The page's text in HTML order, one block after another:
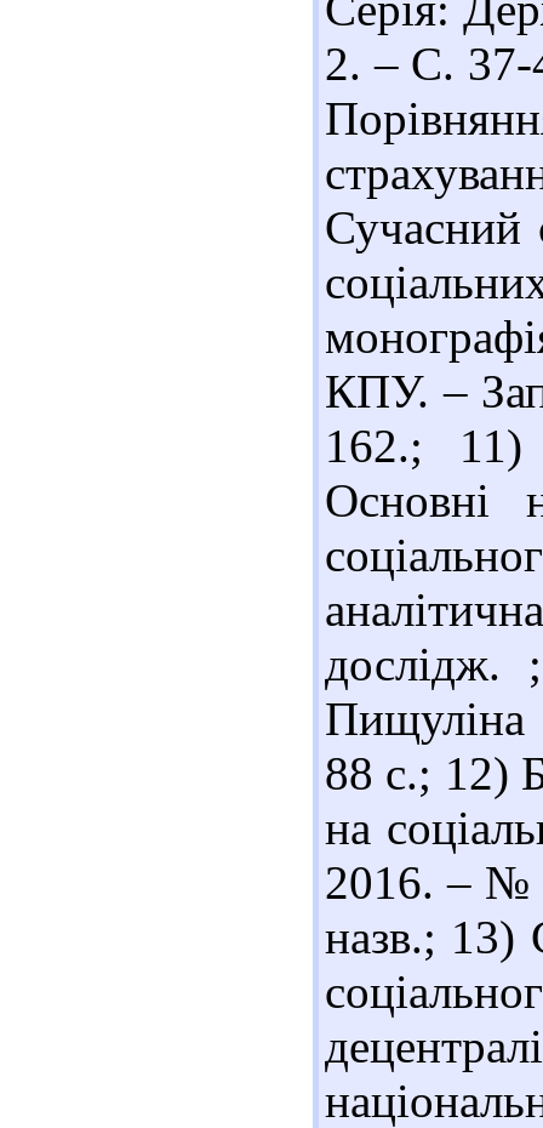
2. – С.
Сучасний
КПУ. –
162.; 11)
Основні
дослідж.
88 с.; 12)
на
2016. – №
назв.; 13)